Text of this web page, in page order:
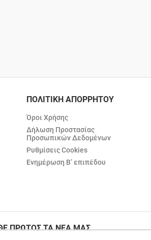
ΠΟΛΙΤΙΚΗ ΑΠΟΡΡΗΤΟΥ
Όροι Χρήσης
Δήλωση Προστασίας
Προσωπικών Δεδομένων
Ρυθμίσεις Cookies
Ενημέρωση Β’ επιπέδου
ΠΡΩΤΟΣ ΤΑ ΝΕΑ ΜΑΣ